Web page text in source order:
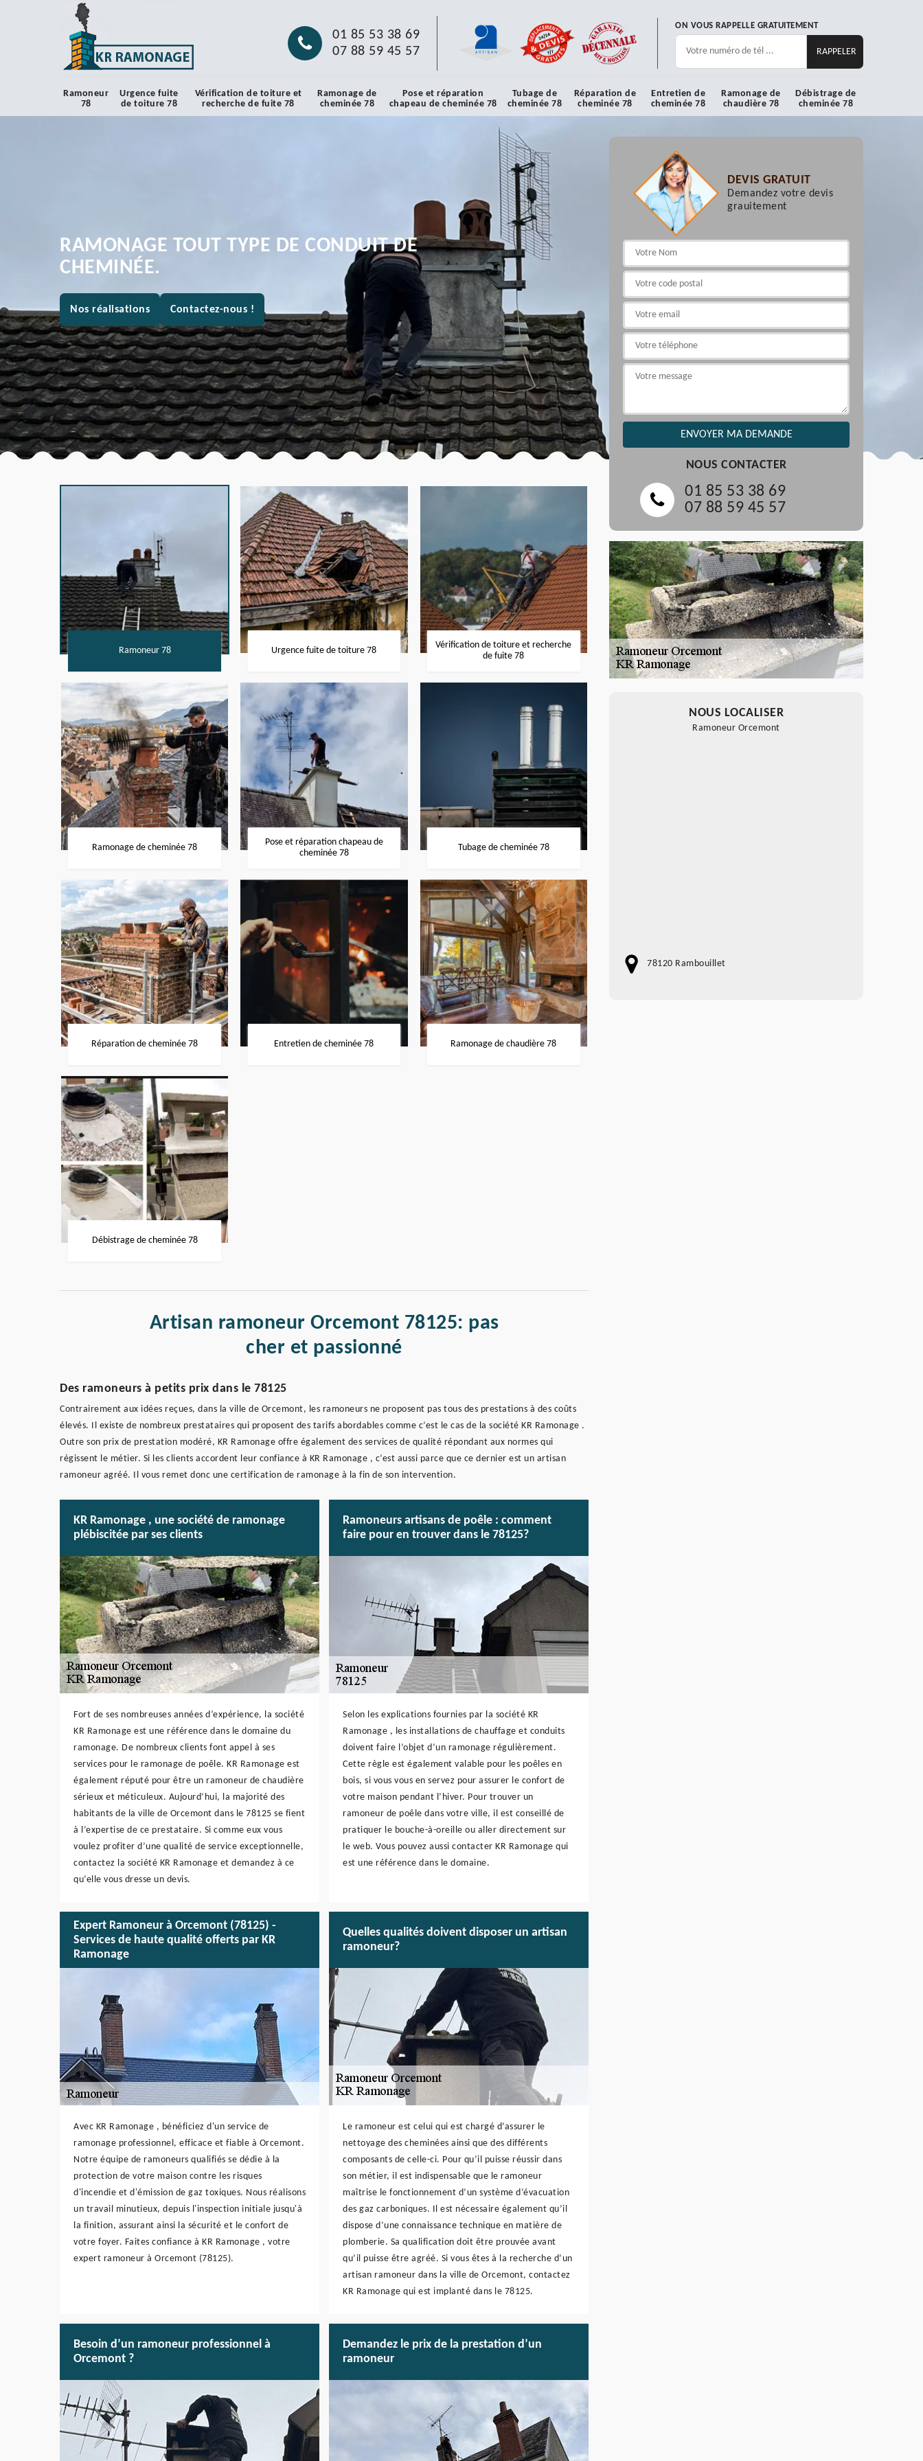
01 85 53 38 69
07 88 59 45 57
ON VOUS RAPPELLE GRATUITEMENT
Ramoneur
78
Urgence fuite
de toiture 78
Vérification de toiture et
recherche de fuite 78
Ramonage de
cheminée 78
Pose et réparation
chapeau de cheminée 78
Tubage de
cheminée 78
Réparation de
cheminée 78
Entretien de
cheminée 78
Ramonage de
chaudière 78
Débistrage de
cheminée 78
RAMONAGE TOUT TYPE DE CONDUIT DE
CHEMINÉE.
Nos réalisations Contactez-nous !
Ramoneur 78 Urgence fuite de toiture 78
Vérification de toiture et recherche
de fuite 78
Ramonage de cheminée 78
Pose et réparation chapeau de
cheminée 78
Tubage de cheminée 78
Réparation de cheminée 78 Entretien de cheminée 78 Ramonage de chaudière 78
Débistrage de cheminée 78
Artisan ramoneur Orcemont 78125: pas
cher et passionné
Des ramoneurs à petits prix dans le 78125
Contrairement aux idées reçues, dans la ville de Orcemont, les ramoneurs ne proposent pas tous des prestations à des coûts
élevés. Il existe de nombreux prestataires qui proposent des tarifs abordables comme c’est le cas de la société KR Ramonage .
Outre son prix de prestation modéré, KR Ramonage offre également des services de qualité répondant aux normes qui
régissent le métier. Si les clients accordent leur confiance à KR Ramonage , c’est aussi parce que ce dernier est un artisan
ramoneur agréé. Il vous remet donc une certification de ramonage à la fin de son intervention.
KR Ramonage , une société de ramonage
plébiscitée par ses clients
Fort de ses nombreuses années d’expérience, la société
KR Ramonage est une référence dans le domaine du
ramonage. De nombreux clients font appel à ses
services pour le ramonage de poêle. KR Ramonage est
également réputé pour être un ramoneur de chaudière
sérieux et méticuleux. Aujourd’hui, la majorité des
habitants de la ville de Orcemont dans le 78125 se fient
à l’expertise de ce prestataire. Si comme eux vous
voulez profiter d’une qualité de service exceptionnelle,
contactez la société KR Ramonage et demandez à ce
qu’elle vous dresse un devis.
Ramoneurs artisans de poêle : comment
faire pour en trouver dans le 78125?
Selon les explications fournies par la société KR
Ramonage , les installations de chauffage et conduits
doivent faire l’objet d’un ramonage régulièrement.
Cette règle est également valable pour les poêles en
bois, si vous vous en servez pour assurer le confort de
votre maison pendant l’hiver. Pour trouver un
ramoneur de poêle dans votre ville, il est conseillé de
pratiquer le bouche-à-oreille ou aller directement sur
le web. Vous pouvez aussi contacter KR Ramonage qui
est une référence dans le domaine.
Expert Ramoneur à Orcemont (78125) -
Services de haute qualité offerts par KR
Ramonage
Avec KR Ramonage , bénéficiez d'un service de
ramonage professionnel, efficace et fiable à Orcemont.
Notre équipe de ramoneurs qualifiés se dédie à la
protection de votre maison contre les risques
d'incendie et d'émission de gaz toxiques. Nous réalisons
un travail minutieux, depuis l'inspection initiale jusqu'à
la finition, assurant ainsi la sécurité et le confort de
votre foyer. Faites confiance à KR Ramonage , votre
expert ramoneur à Orcemont (78125).
Quelles qualités doivent disposer un artisan
ramoneur?
Le ramoneur est celui qui est chargé d’assurer le
nettoyage des cheminées ainsi que des différents
composants de celle-ci. Pour qu’il puisse réussir dans
son métier, il est indispensable que le ramoneur
maîtrise le fonctionnement d’un système d’évacuation
des gaz carboniques. Il est nécessaire également qu’il
dispose d’une connaissance technique en matière de
plomberie. Sa qualification doit être prouvée avant
qu’il puisse être agréé. Si vous êtes à la recherche d’un
artisan ramoneur dans la ville de Orcemont, contactez
KR Ramonage qui est implanté dans le 78125.
Besoin d’un ramoneur professionnel à
Orcemont ?
Demandez le prix de la prestation d’un
ramoneur
DEVIS GRATUIT
Demandez votre devis
grauitement
NOUS CONTACTER
01 85 53 38 69
07 88 59 45 57
NOUS LOCALISER
Ramoneur Orcemont
78120 Rambouillet